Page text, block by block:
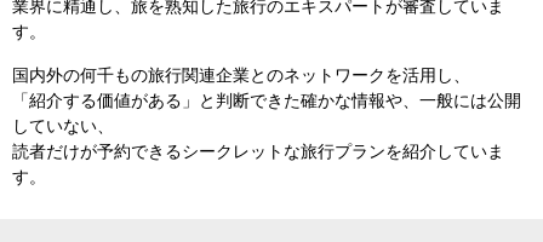
業界に精通し、旅を熟知した旅行のエキスパートが審査していま
す。
国内外の何千もの旅行関連企業とのネットワークを活用し、
「紹介する価値がある」と判断できた確かな情報や、一般には公開
していない、
読者だけが予約できるシークレットな旅行プランを紹介していま
す。